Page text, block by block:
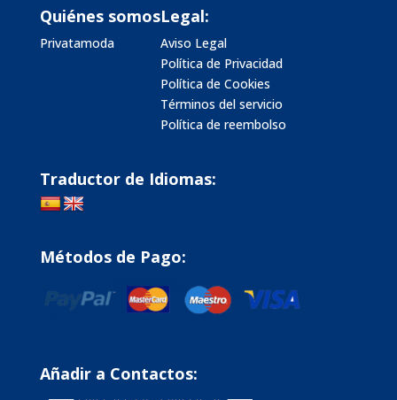
Quiénes somos
Privatamoda
Legal:
Aviso Legal
Política de Privacidad
Política de Cookies
Términos del servicio
Política de reembolso
Traductor de Idiomas:
Métodos de Pago:
Añadir a Contactos: